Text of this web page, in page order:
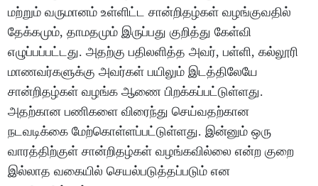
மற்றும் வருமானம் உள்ளிட்ட சான்றிதழ்கள் வழங்குவதில்
தேக்கமும், தாமதமும் இருப்பது குறித்து கேள்வி
எழுப்பப்பட்டது. அதற்கு பதிலளித்த அவர், பள்ளி, கல்லூரி
மாணவர்களுக்கு அவர்கள் பயிலும் இடத்திலேயே
சான்றிதழ்கள் வழங்க ஆணை பிறக்கப்பட்டுள்ளது.
அதற்கான பணிகளை விரைந்து செய்வதற்கான
நடவடிக்கை மேற்கொள்ளப்பட்டுள்ளது. இன்னும் ஒரு
வாரத்திற்குள் சான்றிதழ்கள் வழங்கவில்லை என்ற குறை
இல்லாத வகையில் செயல்படுத்தப்படும் என